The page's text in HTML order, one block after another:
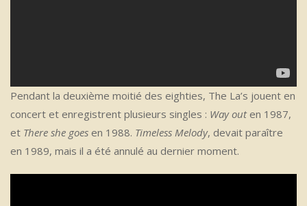
Pendant la deuxième moitié des eighties, The La’s jouent en
concert et enregistrent plusieurs singles : Way outen 1987,
et There she goes en 1988. Timeless Melody, devait paraître
en 1989, mais il a été annulé au dernier moment.